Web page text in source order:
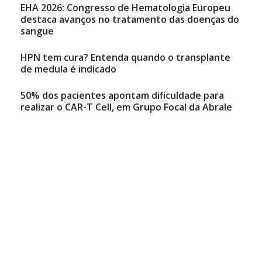
EHA 2026: Congresso de Hematologia Europeu
destaca avanços no tratamento das doenças do
sangue
HPN tem cura? Entenda quando o transplante
de medula é indicado
50% dos pacientes apontam dificuldade para
realizar o CAR-T Cell, em Grupo Focal da Abrale